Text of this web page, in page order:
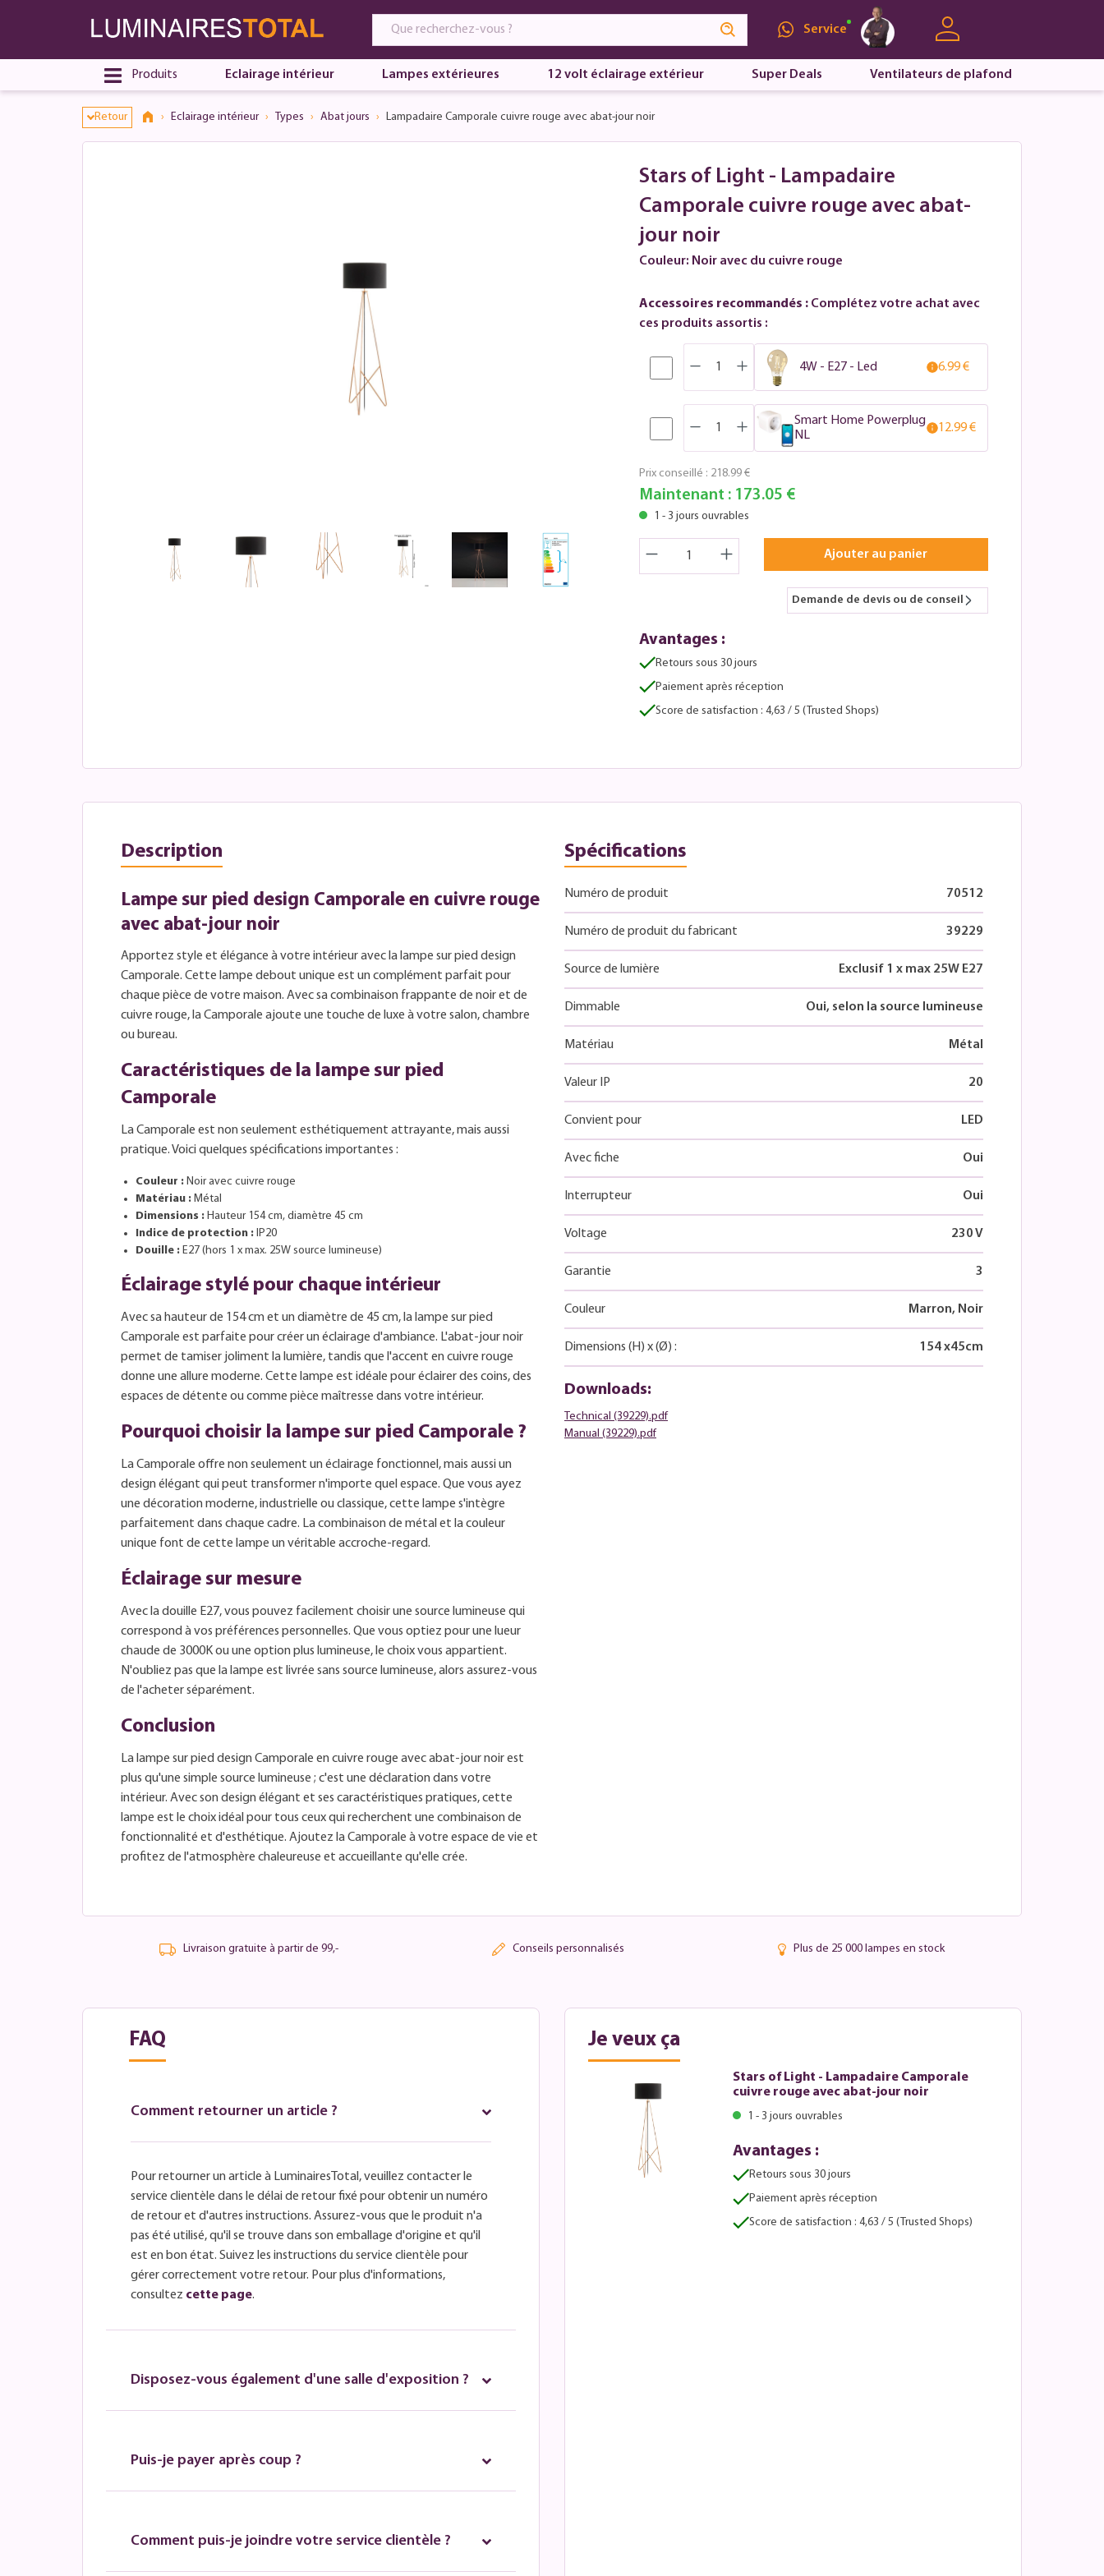
Service
Produits Eclairage intérieur Lampes extérieures 12 volt éclairage extérieur Super Deals Ventilateurs de plafond
Retour Eclairage intérieur Types Abat jours Lampadaire Camporale cuivre rouge avec abat-jour noir
Stars of Light - Lampadaire
Camporale cuivre rouge avec abat-
jour noir
Couleur: Noir avec du cuivre rouge
Accessoires recommandés : Complétez votre achat avec
ces produits assortis :
4W - E27 - Led 6.99 €
Smart Home Powerplug
NL
12.99 €
Prix conseillé : 218.99 €
Maintenant : 173.05 €
1 - 3 jours ouvrables
Ajouter au panier
Demande de devis ou de conseil
Avantages :
Retours sous 30 jours
Paiement après réception
Score de satisfaction : 4,63 / 5 (Trusted Shops)
Description
Lampe sur pied design Camporale en cuivre rouge
avec abat-jour noir
Apportez style et élégance à votre intérieur avec la lampe sur pied design
Camporale. Cette lampe debout unique est un complément parfait pour
chaque pièce de votre maison. Avec sa combinaison frappante de noir et de
cuivre rouge, la Camporale ajoute une touche de luxe à votre salon, chambre
ou bureau.
Caractéristiques de la lampe sur pied
Camporale
La Camporale est non seulement esthétiquement attrayante, mais aussi
pratique. Voici quelques spécifications importantes :
Couleur : Noir avec cuivre rouge
Matériau : Métal
Dimensions : Hauteur 154 cm, diamètre 45 cm
Indice de protection : IP20
Douille : E27 (hors 1 x max. 25W source lumineuse)
Éclairage stylé pour chaque intérieur
Avec sa hauteur de 154 cm et un diamètre de 45 cm, la lampe sur pied
Camporale est parfaite pour créer un éclairage d'ambiance. L'abat-jour noir
permet de tamiser joliment la lumière, tandis que l'accent en cuivre rouge
donne une allure moderne. Cette lampe est idéale pour éclairer des coins, des
espaces de détente ou comme pièce maîtresse dans votre intérieur.
Pourquoi choisir la lampe sur pied Camporale ?
La Camporale offre non seulement un éclairage fonctionnel, mais aussi un
design élégant qui peut transformer n'importe quel espace. Que vous ayez
une décoration moderne, industrielle ou classique, cette lampe s'intègre
parfaitement dans chaque cadre. La combinaison de métal et la couleur
unique font de cette lampe un véritable accroche-regard.
Éclairage sur mesure
Avec la douille E27, vous pouvez facilement choisir une source lumineuse qui
correspond à vos préférences personnelles. Que vous optiez pour une lueur
chaude de 3000K ou une option plus lumineuse, le choix vous appartient.
N'oubliez pas que la lampe est livrée sans source lumineuse, alors assurez-vous
de l'acheter séparément.
Conclusion
La lampe sur pied design Camporale en cuivre rouge avec abat-jour noir est
plus qu'une simple source lumineuse ; c'est une déclaration dans votre
intérieur. Avec son design élégant et ses caractéristiques pratiques, cette
lampe est le choix idéal pour tous ceux qui recherchent une combinaison de
fonctionnalité et d'esthétique. Ajoutez la Camporale à votre espace de vie et
profitez de l'atmosphère chaleureuse et accueillante qu'elle crée.
Spécifications
Numéro de produit 70512
Numéro de produit du fabricant 39229
Source de lumière Exclusif 1 x max 25W E27
Dimmable Oui, selon la source lumineuse
Matériau Métal
Valeur IP 20
Convient pour LED
Avec fiche Oui
Interrupteur Oui
Voltage 230 V
Garantie 3
Couleur Marron, Noir
Dimensions (H) x(Ø) : 154x45cm
Downloads:
Technical (39229).pdf
Manual (39229).pdf
Livraison gratuite à partir de 99,- Conseils personnalisés Plus de 25 000 lampes en stock
FAQ
Comment retourner un article ?
Pour retourner un article à LuminairesTotal, veuillez contacter le
service clientèle dans le délai de retour fixé pour obtenir un numéro
de retour et d'autres instructions. Assurez-vous que le produit n'a
pas été utilisé, qu'il se trouve dans son emballage d'origine et qu'il
est en bon état. Suivez les instructions du service clientèle pour
gérer correctement votre retour. Pour plus d'informations,
consultez cette page.
Disposez-vous également d'une salle d'exposition ?
Puis-je payer après coup ?
Comment puis-je joindre votre service clientèle ?
Je veux ça
Stars of Light - Lampadaire Camporale
cuivre rouge avec abat-jour noir
1 - 3 jours ouvrables
Avantages :
Retours sous 30 jours
Paiement après réception
Score de satisfaction : 4,63 / 5 (Trusted Shops)